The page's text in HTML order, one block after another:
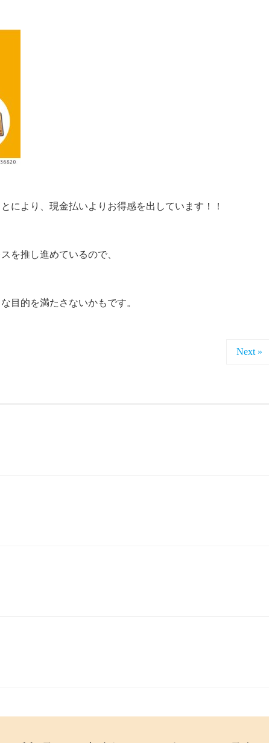
により、現金払いよりお得感を出しています！！
を推し進めているので、
目的を満たさないかもです。
Next »